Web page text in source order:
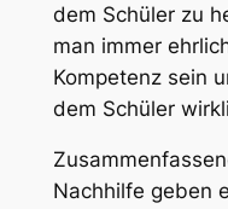
dem Schüler zu
man immer
Kompetenz sein
dem Schüler
Nachhilfe geben